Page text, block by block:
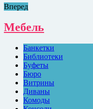
Вперед
Мебель
Банкетки
Библиотеки
Буфеты
Бюро
Витрины
Диваны
Комоды